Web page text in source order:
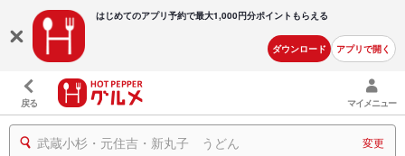
はじめてのアプリ予約で最大1,000円分ポイントもらえる
ダウンロード アプリで開く
戻る マイメニュー
武蔵小杉・元住吉・新丸子 うどん 変更